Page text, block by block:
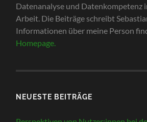
Datenanalyse und Datenkompetenz
Arbeit. Die Beiträge schreibt
Informationen über meine Person
Homepage.
NEUESTE BEITRÄGE